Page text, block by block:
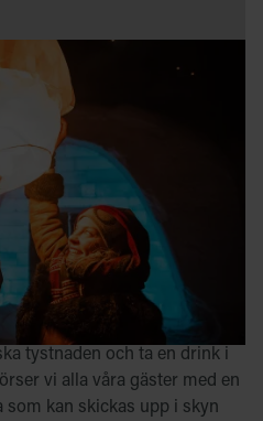
På den mysiga
vanliga à la carte-menyn. Vi
för er nyårsmiddag, både
Hembygdsgård. För att boka,
att jaga norrsken eller
tystnaden och ta en drink i
vi alla våra gäster med en
kan skickas upp i skyn